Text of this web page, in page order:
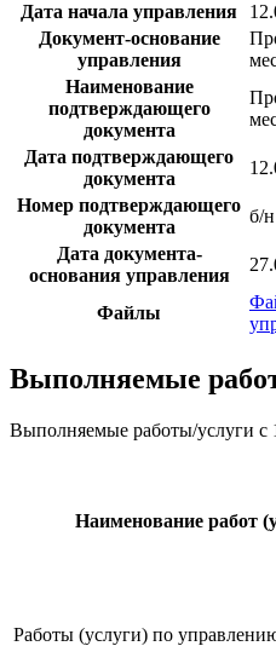
Дата начала управления
Документ-основание
управления
Наименование
подтверждающего
документа
Дата подтверждающего
документа
Номер подтверждающего
документа
б/н
Дата документа-
основания управления
Файлы
Выполняемые
Выполняемые работы/услуги с
Наименование работ
Работы (услуги) по